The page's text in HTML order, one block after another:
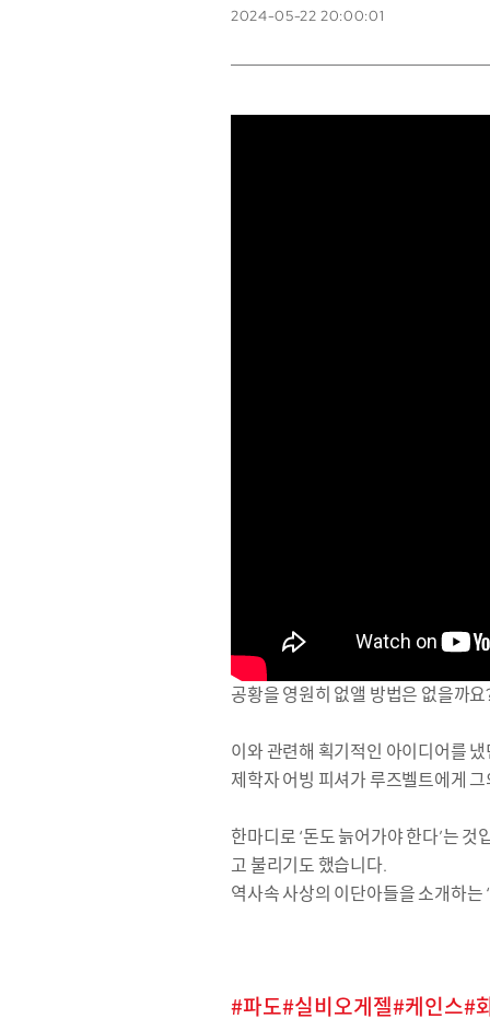
공황을 영원히 없앨 방법은 없을까요
이와 관련해 획기적인 아이디어를
제학자 어빙 피셔가 루즈벨트에게
한마디로 ‘돈도 늙어가야 한다’는
고 불리기도 했습니다.
역사속 사상의 이단아들을 소개하는
2024-05-22 20:00:01
파도 실비오게젤 케인스